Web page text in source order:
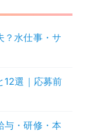
？水仕事・サ
12選｜応募前
与・研修・本